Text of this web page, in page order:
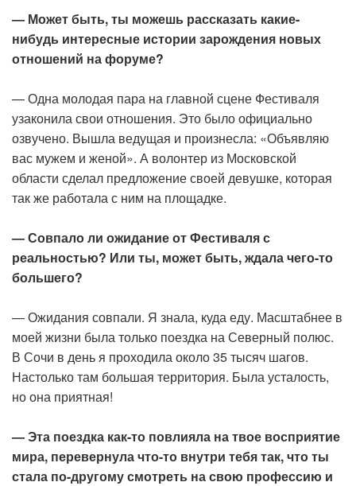
— Может быть, ты можешь рассказать какие-
нибудь интересные истории зарождения новых
отношений на форуме?
— Одна молодая пара на главной сцене Фестиваля
узаконила свои отношения. Это было официально
озвучено. Вышла ведущая и произнесла: «Объявляю
вас мужем и женой». А волонтер из Московской
области сделал предложение своей девушке, которая
так же работала с ним на площадке.
— Совпало ли ожидание от Фестиваля с
реальностью? Или ты, может быть, ждала чего-то
большего?
— Ожидания совпали. Я знала, куда еду. Масштабнее в
моей жизни была только поездка на Северный полюс.
В Сочи в день я проходила около 35 тысяч шагов.
Настолько там большая территория. Была усталость,
но она приятная!
— Эта поездка как-то повлияла на твое восприятие
мира, перевернула что-то внутри тебя так, что ты
стала по-другому смотреть на свою профессию и